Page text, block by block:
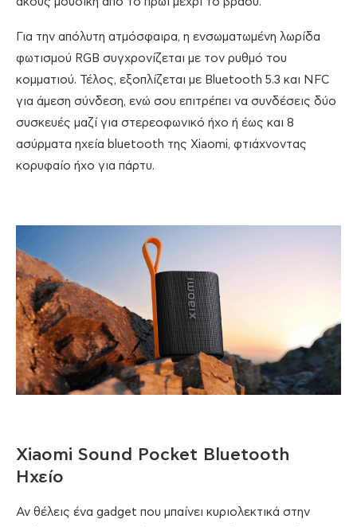
Για την απόλυτη ατμόσφαιρα, η ενσωματωμένη λωρίδα
φωτισμού RGB συγχρονίζεται με τον ρυθμό του
κομματιού. Τέλος, εξοπλίζεται με Bluetooth 5.3 και NFC
για άμεση σύνδεση, ενώ σου επιτρέπει να συνδέσεις δύο
συσκευές μαζί για στερεοφωνικό ήχο ή έως και 8
ασύρματα ηχεία bluetooth της Xiaomi, φτιάχνοντας
κορυφαίο ήχο για πάρτυ.
Xiaomi Sound Pocket Bluetooth
Ηχείο
Αν θέλεις ένα gadget που μπαίνει κυριολεκτικά στην